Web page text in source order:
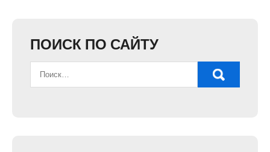
ПОИСК ПО САЙТУ